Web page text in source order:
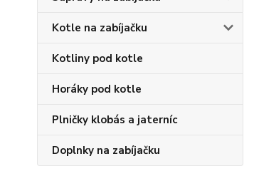
Kotle na zabíjačku
Kotliny pod kotle
Horáky pod kotle
Plničky klobás a jaterníc
Doplnky na zabíjačku